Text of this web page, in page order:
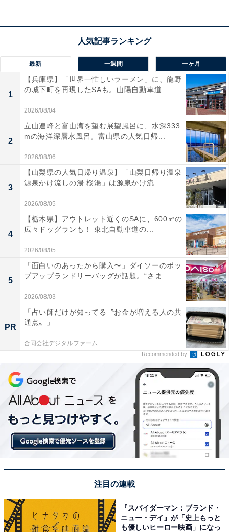
ユーザーからは「高級感があってとにかくタフ」「デザ
体が6.8kgあるので少し重さを感じる」という声も。長期
の旅行で荷物を安全に守りたい人や、質感の高い頑丈な
ケースを求めている人には、おすすめの商品といえそう
です。
あわせて読みたい
【Amazonお買い得情報】エース「スーツケ
ース」が特別価格で登場中【4月10日】
【今日チェックしたい】レジェンドウォーカーの
人気商品5選
レジェンドウォーカー「5524-48-KH」
ス フロントオープン 片開きファスナータイプ 拡張機能付
き USBポート カップホルダー (Sサイズ / 37L～43L/ カー
キ) 機内持ち込み 超軽量[5524-48-KH]
最新 一週間 一ヶ月
1
【兵庫県】「世界一忙しいラーメン」に、龍野
の城下町を再現したSAも。山陽自動車道...
2026/08/04
2
立山連峰と富山湾を望む展望風呂に、水深333
mの海洋深層水風呂。富山県の人気日帰...
2026/08/06
3
【山梨県の人気日帰り温泉】「山梨日帰り温泉
源泉かけ流しの湯 桜湯」は源泉かけ流...
2026/08/05
4
【栃木県】アウトレット近くのSAに、600㎡の
広々ドッグランも！ 東北自動車道の...
2026/08/05
5
「面白いのあったから購入〜」ダイソーのポッ
プアップランドリーバッグが話題。“さま...
2026/08/03
PR
「占い師だけが知ってる〝お金が増える人の共
通点〟」
合同会社デジタルファーム
Recommended by
注目の連載
『スパイダーマン：ブランド・
ニュー・デイ』が「史上もっと
も優しいヒーロー映画」になっ